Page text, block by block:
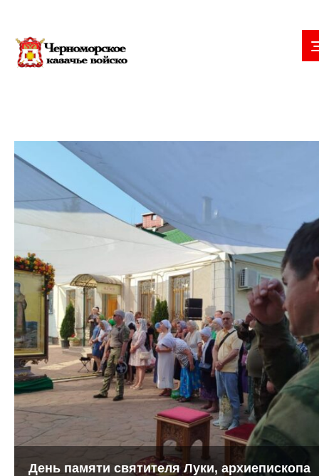
День памяти святителя Луки, архиепископа